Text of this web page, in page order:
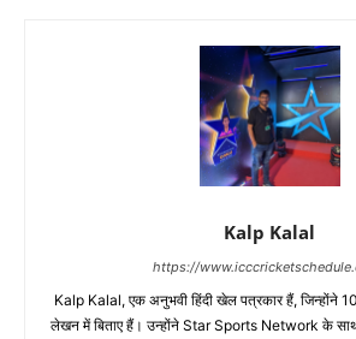
Kalp Kalal
https://
Kalp Kalal, एक अनुभवी हिंदी खेल पत्रकार हैं,
लेखन में बिताए हैं। उन्होंने Star Sports Network के